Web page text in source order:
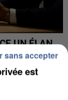
UN ÉLAN
est
sans accepter